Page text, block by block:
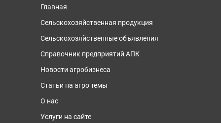
Главная
Сельскохозяйственная продукция
Сельскохозяйственные объявления
Справочник предприятий АПК
Новости агробизнеса
Статьи на агро темы
О нас
Услуги на сайте